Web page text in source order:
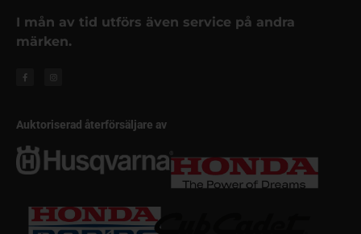
I mån av tid utförs även service på andra
märken.
Auktoriserad återförsäljare av